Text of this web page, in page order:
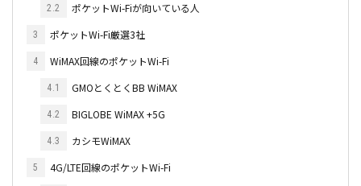
2.2 ポケットWi-Fiが向いている人
3 ポケットWi-Fi厳選3社
4 WiMAX回線のポケットWi-Fi
4.1 GMOとくとくBB WiMAX
4.2 BIGLOBE WiMAX +5G
4.3 カシモWiMAX
5 4G/LTE回線のポケットWi-Fi